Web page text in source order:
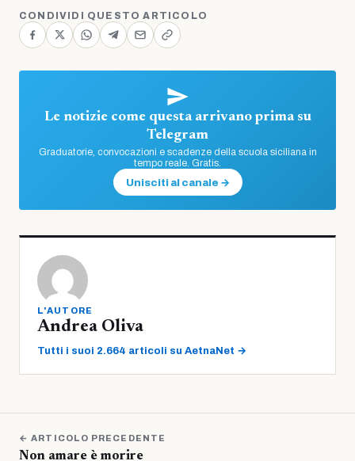
CONDIVIDI QUESTO ARTICOLO
Le notizie come questa arrivano prima su
Telegram
Graduatorie, convocazioni e scadenze della scuola siciliana in
tempo reale. Gratis.
Unisciti al canale →
L'AUTORE
Andrea Oliva
Tutti i suoi 2.664 articoli su AetnaNet →
← ARTICOLO PRECEDENTE
Non amare è morire